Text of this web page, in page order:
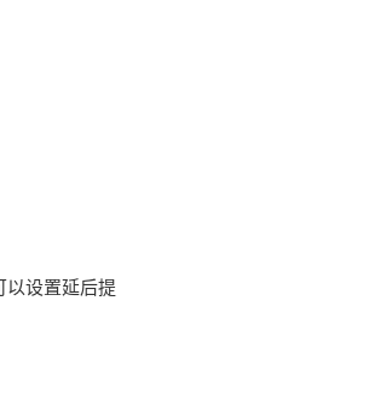
以设置延后提